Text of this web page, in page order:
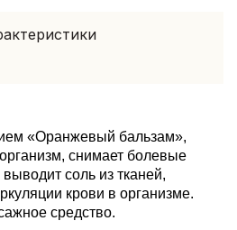
«Оранжевый бальзам»,
снимает болевые
соль из тканей,
крови в организме.
средство.